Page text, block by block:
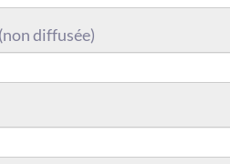
(non diffusée)